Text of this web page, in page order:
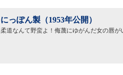
にっぽん製（1953年公開）
柔道なんて野蛮よ！侮蔑にゆがんだ女の唇